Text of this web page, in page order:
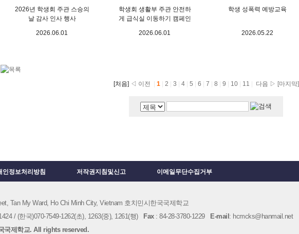
2026년 학생회 주관 스승의
날 감사 인사 행사
2026.06.01
학생회 생활부 주관 안전하
게 급식실 이동하기 캠페인
2026.06.01
학생 성폭력 예방교육
2026.05.22
[처음] ◁ 이전 1 2 3 4 5 6 7 8 9 10 11 다음 ▷ [마지막]
인정보처리방침 저작권지침및신고 이메일무단수집거부
Tan My Ward, Ho Chi Minh City, Vietnam 호치민시한국국제학교
/ (한국)070-7549-1262(초), 1263(중), 1261(행) Fax: 84-28-3780-1229 E-mail : hcmcks@hanmail.net
국제학교. All rights reserved.